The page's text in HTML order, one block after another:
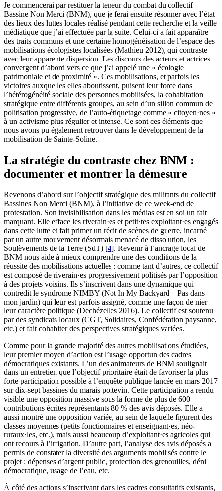
Je commencerai par restituer la teneur du combat du collectif
Bassine Non Merci (BNM), que je ferai ensuite résonner avec l’état
des lieux des luttes locales réalisé pendant cette recherche et la veille
médiatique que j’ai effectuée par la suite. Celui-ci a fait apparaître
des traits communs et une certaine homogénéisation de l’espace des
mobilisations écologistes localisées (Mathieu 2012), qui contraste
avec leur apparente dispersion. Les discours des acteurs et actrices
convergent d’abord vers ce que j’ai appelé une « écologie
patrimoniale et de proximité ». Ces mobilisations, et parfois les
victoires auxquelles elles aboutissent, puisent leur force dans
l’hétérogénéité sociale des personnes mobilisées, la cohabitation
stratégique entre différents groupes, au sein d’un sillon commun de
politisation progressive, de l’auto-étiquetage comme « citoyen·nes »
à un activisme plus régulier et intense. Ce sont ces éléments que
nous avons pu également retrouver dans le développement de la
mobilisation de Sainte-Soline.
La stratégie du contraste chez BNM :
documenter et montrer la démesure
Revenons d’abord sur l’objectif stratégique des militants du collectif
Bassines Non Merci (BNM), à l’initiative de ce week-end de
protestation. Son invisibilisation dans les médias est en soi un fait
marquant. Elle efface les riverain·es et petit·tes exploitant·es engagés
dans cette lutte et fait primer un récit de scènes de guerre, incarné
par un autre mouvement désormais menacé de dissolution, les
Soulèvements de la Terre (SdT) [4]. Revenir à l’ancrage local de
BNM nous aide à mieux comprendre une des conditions de la
réussite des mobilisations actuelles : comme tant d’autres, ce collectif
est composé de riverain·es progressivement politisés par l’opposition
à des projets voisins. Ils s’inscrivent dans une dynamique qui
contredit le syndrome NIMBY (Not In My Backyard – Pas dans
mon jardin) qui leur est parfois assigné, comme une façon de nier
leur caractère politique (Dechézelles 2016). Le collectif est soutenu
par des syndicats locaux (CGT, Solidaires, Confédération paysanne,
etc.) et fait cohabiter des perspectives stratégiques variées.
Comme pour la grande majorité des autres mobilisations étudiées,
leur premier moyen d’action est l’usage opportun des cadres
démocratiques existants. L’un des animateurs de BNM soulignait
dans un entretien que l’objectif prioritaire était de favoriser la plus
forte participation possible à l’enquête publique lancée en mars 2017
sur dix-sept bassines du marais poitevin. Cette participation a rendu
visible une opposition massive sous la forme de plus de 600
contributions écrites représentants 80 % des avis déposés. Elle a
aussi montré une opposition variée, au sein de laquelle figurent des
classes moyennes (petits fonctionnaires et enseignant·es, néo-
ruraux·les, etc.), mais aussi beaucoup d’exploitant·es agricoles qui
ont recours à l’irrigation. D’autre part, l’analyse des avis déposés a
permis de constater la diversité des arguments mobilisés contre le
projet : dépenses d’argent public, protection des grenouilles, déni
démocratique, usage de l’eau, etc.
À côté des actions s’inscrivant dans les cadres consultatifs existants,